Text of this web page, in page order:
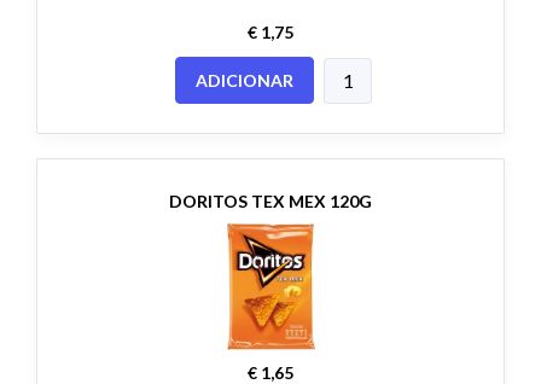
€ 1,75
ADICIONAR
DORITOS TEX MEX 120G
€ 1,65